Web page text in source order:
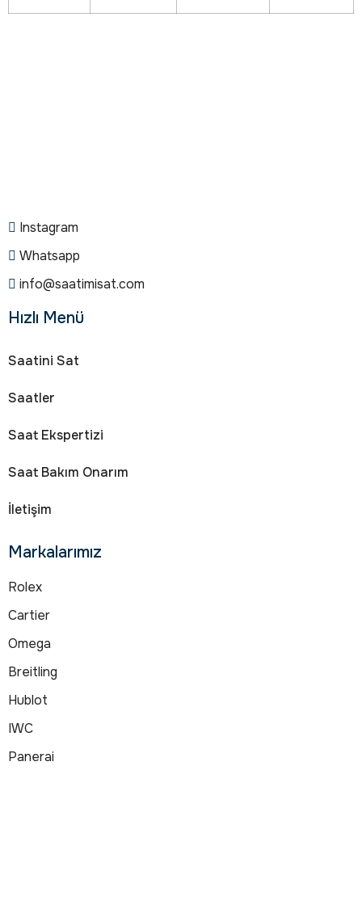
Instagram
Whatsapp
info@saatimisat.com
Hızlı Menü
Saatini Sat
Saatler
Saat Ekspertizi
Saat Bakım Onarım
İletişim
Markalarımız
Rolex
Cartier
Omega
Breitling
Hublot
IWC
Panerai